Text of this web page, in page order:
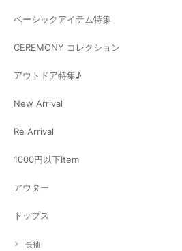
ベーシックアイテム特集
CEREMONY コレクション
アウトドア特集♪
New Arrival
Re Arrival
1000円以下Item
アウター
トップス
長袖